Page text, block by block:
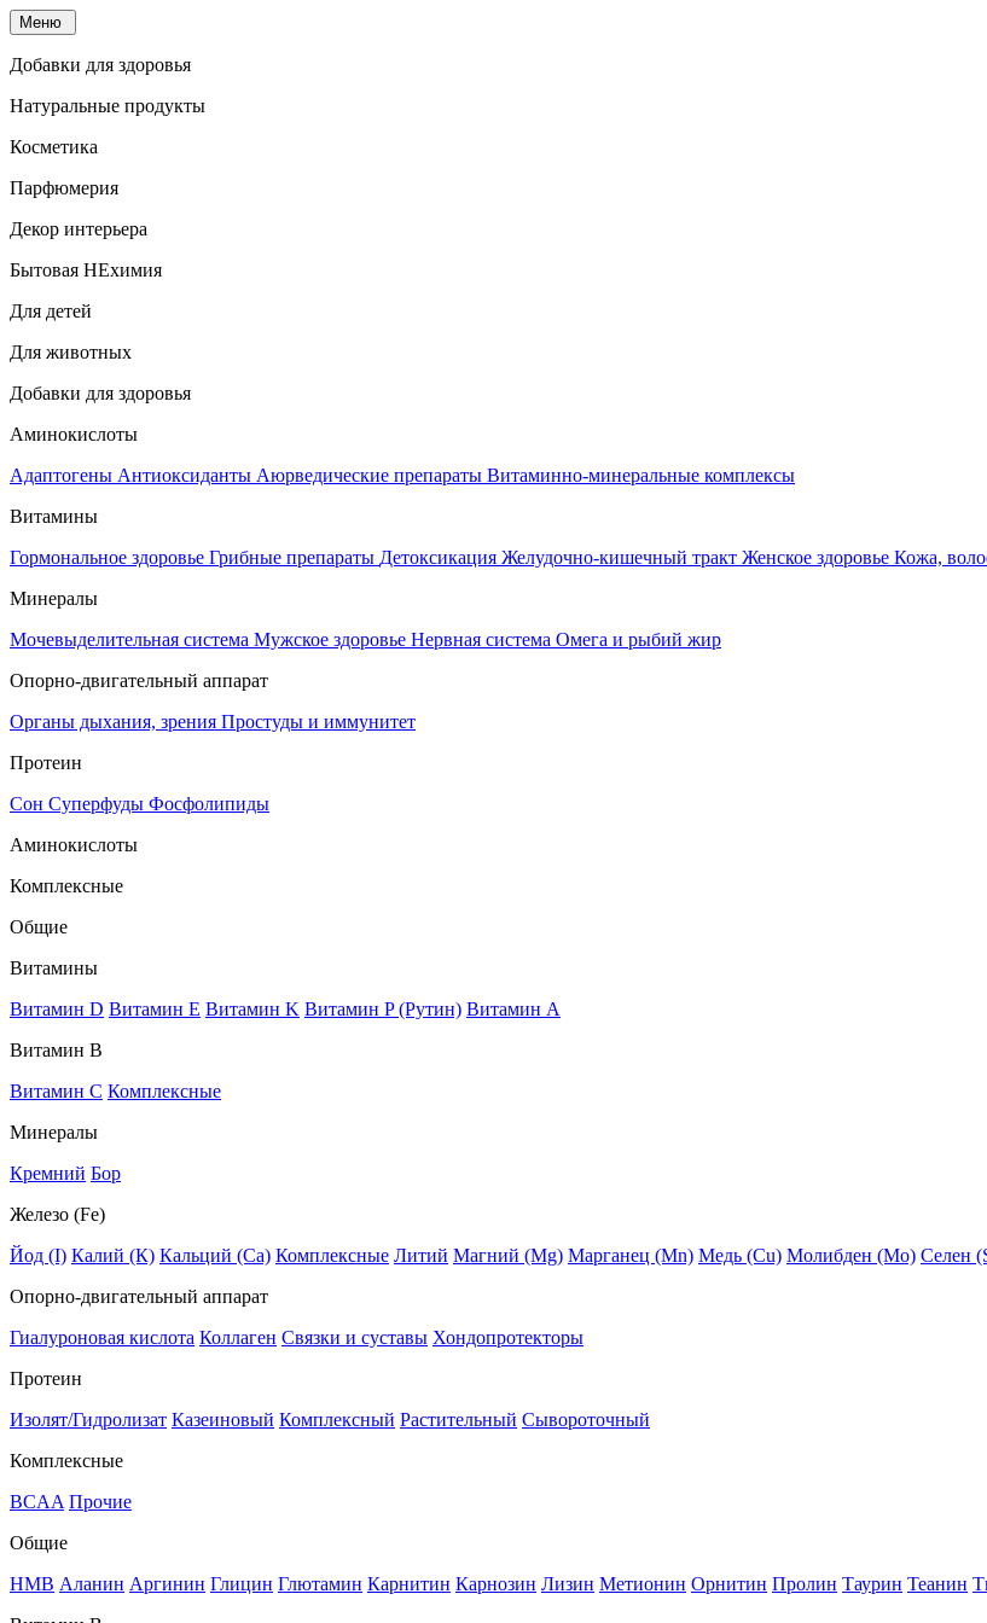
Меню
Добавки для здоровья
Натуральные продукты
Косметика
Парфюмерия
Декор интерьера
Бытовая НЕхимия
Для детей
Для животных
Добавки для здоровья
Аминокислоты
Адаптогены Антиоксиданты Аюрведические препараты Витаминно-минеральные комплексы
Витамины
Гормональное здоровье Грибные препараты Детоксикация Желудочно-кишечный тракт Женское здоровье Кожа,
Минералы
Мочевыделительная система Мужское здоровье Нервная система Омега и рыбий жир
Опорно-двигательный аппарат
Органы дыхания, зрения Простуды и иммунитет
Протеин
Сон Суперфуды Фосфолипиды
Аминокислоты
Комплексные
Общие
Витамины
Витамин D Витамин E Витамин K Витамин P (Рутин) Витамин А
Витамин В
Витамин C Комплексные
Минералы
Кремний Бор
Железо (Fe)
Йод (I) Калий (К) Кальций (Са) Комплексные Литий Магний (Mg) Марганец (Mn) Медь (Сu) Молибден (Мо) Селен
Опорно-двигательный аппарат
Гиалуроновая кислота Коллаген Связки и суставы Хондопротекторы
Протеин
Изолят/Гидролизат Казеиновый Комплексный Растительный Сывороточный
Комплексные
BCAA Прочие
Общие
HMB Аланин Аргинин Глицин Глютамин Карнитин Карнозин Лизин Метионин Орнитин Пролин Таурин Теанин